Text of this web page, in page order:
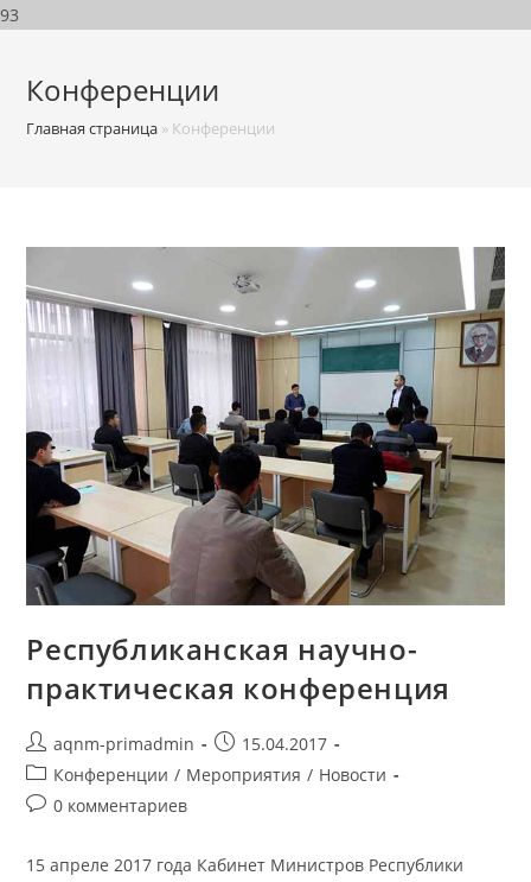
93
Конференции
Главная страница » Конференции
Республиканская научно-
практическая конференция
aqnm-primadmin
15.04.2017
Конференции / Мероприятия / Новости
0 комментариев
15 апреле 2017 года Кабинет Министров Республики